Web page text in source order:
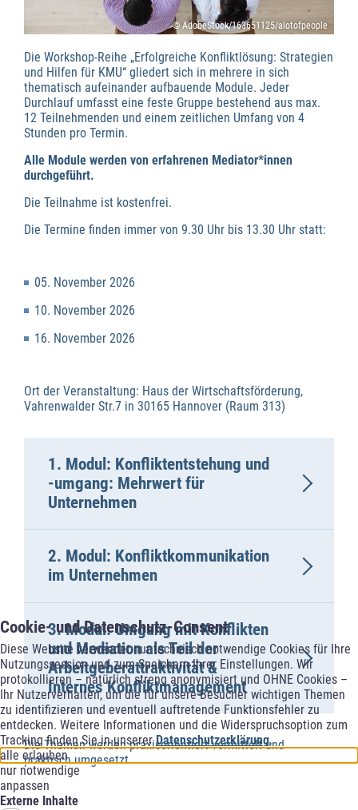
Cookie- und Datenschutz-Consent
Diese Website verwendet nur technisch notwendige Cookies für Ihre
Nutzungssession und zum Speichern Ihrer Einstellungen. Wir
protokollieren – natürlich streng anonymisiert und OHNE Cookies –
Ihr Nutzerverhalten, um die für unsere Besucher wichtigen Themen
zu identifizieren und eventuell auftretende Funktionsfehler zu
entdecken. Weitere Informationen und die Widerspruchsoption zum
Tracking finden Sie in unsererDatenschutzerklärung.
alle erlauben
nur notwendige
anpassen
Externe Inhalte
© AdobeStock/163651125/alotofpeople
Die Workshop-Reihe „Erfolgreiche Konfliktlösung: Strategien
und Hilfen für KMU“ gliedert sich in mehrere in sich
thematisch aufeinander aufbauende Module. Jeder
Durchlauf umfasst eine feste Gruppe bestehend aus max.
12 Teilnehmenden und einem zeitlichen Umfang von 4
Stunden pro Termin.
Alle Module werden von erfahrenen Mediator*innen
durchgeführt.
Die Teilnahme ist kostenfrei.
Die Termine finden immer von 9.30 Uhr bis 13.30 Uhr statt:
05. November 2026
10. November 2026
16. November 2026
Ort der Veranstaltung: Haus der Wirtschaftsförderung,
Vahrenwalder Str.7 in 30165 Hannover (Raum 313)
1. Modul: Konfliktentstehung und
-umgang: Mehrwert für
Unternehmen
2. Modul: Konfliktkommunikation
im Unternehmen
3. Modul: Umgang mit Konflikten
und Mediation als Teil der
Arbeitgeberattraktivität &
Internes Konfliktmanagement
Die Themen werden praxisorientiert vermittelt und
praktisch umgesetzt.